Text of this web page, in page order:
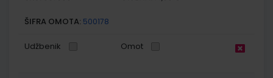
ŠIFRA OMOTA: 500178
Udžbenik Omot